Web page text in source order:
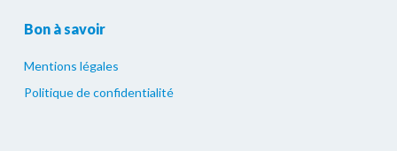
Bon à savoir
Mentions légales
Politique de confidentialité